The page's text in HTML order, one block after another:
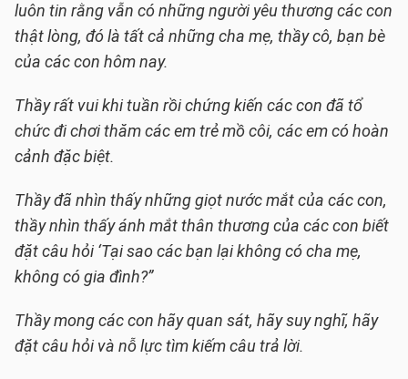
luôn tin rằng vẫn có những người yêu thương các con
thật lòng, đó là tất cả những cha mẹ, thầy cô, bạn bè
của các con hôm nay.
Thầy rất vui khi tuần rồi chứng kiến các con đã tổ
chức đi chơi thăm các em trẻ mồ côi, các em có hoàn
cảnh đặc biệt.
Thầy đã nhìn thấy những giọt nước mắt của các con,
thầy nhìn thấy ánh mắt thân thương của các con biết
đặt câu hỏi ‘Tại sao các bạn lại không có cha mẹ,
không có gia đình?”
Thầy mong các con hãy quan sát, hãy suy nghĩ, hãy
đặt câu hỏi và nỗ lực tìm kiếm câu trả lời.